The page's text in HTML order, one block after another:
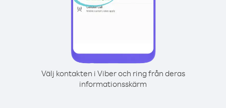
Välj kontakten i Viber och ring från deras
informationsskärm